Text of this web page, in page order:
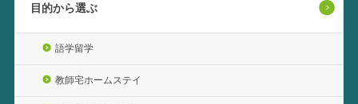
目的から選ぶ
語学留学
教師宅ホームステイ